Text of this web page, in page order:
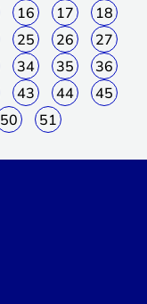
16 17
18
25 26
27
34 35
36
43 44
45
50 51